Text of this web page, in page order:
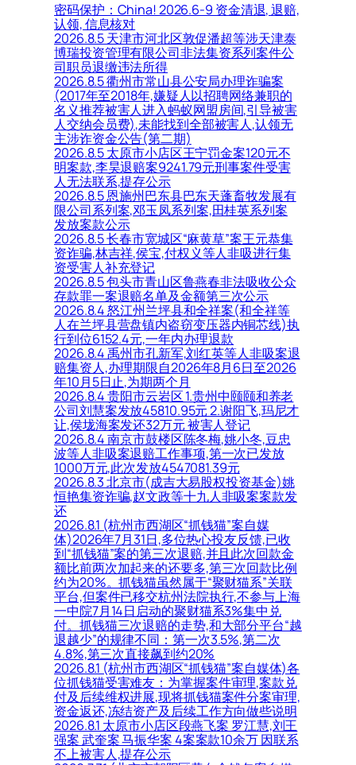
密码保护：China! 2026.6-9 资金清退, 退赔,
认领, 信息核对
2026.8.5 天津市河北区敦促潘超等涉天津泰
博瑞投资管理有限公司非法集资系列案件公
司职员退缴违法所得
2026.8.5 衢州市常山县公安局办理诈骗案
(2017年至2018年,嫌疑人以招聘网络兼职的
名义推荐被害人进入蚂蚁网盟房间,引导被害
人交纳会员费),未能找到全部被害人,认领无
主涉诈资金公告(第二期)
2026.8.5 太原市小店区王宁罚金案120元不
明案款,李昊退赔案9241.79元刑事案件受害
人无法联系,提存公示
2026.8.5 恩施州巴东县巴东天蓬畜牧发展有
限公司系列案,邓玉凤系列案,田桂英系列案
发放案款公示
2026.8.5 长春市宽城区“麻黄草”案王元恭集
资诈骗,林吉祥,侯宝,付权义等人非吸进行集
资受害人补充登记
2026.8.5 包头市青山区鲁燕春非法吸收公众
存款罪一案退赔名单及金额第三次公示
2026.8.4 怒江州兰坪县和全祥案(和全祥等
人在兰坪县营盘镇内盗窃变压器内铜芯线)执
行到位6152.4元,一年内办理退款
2026.8.4 禹州市孔新军,刘红英等人非吸案退
赔集资人,办理期限自2026年8月6日至2026
年10月5日止,为期两个月
2026.8.4 贵阳市云岩区 1.贵州中颐颐和养老
公司刘慧案发放45810.95元 2.谢阳飞,玛尼才
让,侯垅海案发还32万元 被害人登记
2026.8.4 南京市鼓楼区陈冬梅,姚小冬,豆忠
波等人非吸案退赔工作事项,第一次已发放
1000万元,此次发放4547081.39元
2026.8.3 北京市(成吉大易股权投资基金)姚
恒艳集资诈骗,赵文政等十九人非吸案案款发
还
2026.8.1 (杭州市西湖区“抓钱猫”案自媒
体)2026年7月31日,多位热心投友反馈,已收
到“抓钱猫”案的第三次退赔,并且此次回款金
额比前两次加起来的还要多,第三次回款比例
约为20%。抓钱猫虽然属于“聚财猫系”关联
平台,但案件已移交杭州法院执行,不参与上海
一中院7月14日启动的聚财猫系3%集中兑
付。抓钱猫三次退赔的走势,和大部分平台“越
退越少”的规律不同：第一次3.5%,第二次
4.8%,第三次直接飙到约20%
2026.8.1 (杭州市西湖区“抓钱猫”案自媒体)各
位抓钱猫受害难友：为掌握案件审理,案款兑
付及后续维权进展,现将抓钱猫案件分案审理,
资金返还,冻结资产及后续工作方向做些说明
2026.8.1 太原市小店区段燕飞案 罗江慧,刘王
强案 武奎案 马振华案 4案案款10余万 因联系
不上被害人,提存公示